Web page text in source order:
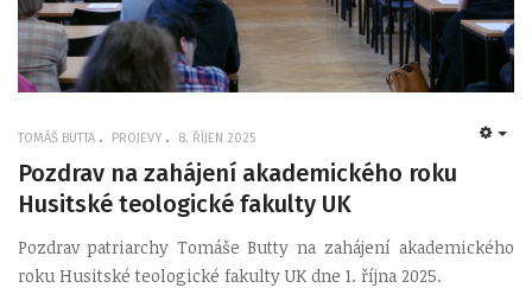
TOMÁŠ BUTTA PROJEVY 8. ŘÍJEN 2025
Pozdrav na zahájení akademického roku
Husitské teologické fakulty UK
Pozdrav patriarchy Tomáše Butty na zahájení akademického
roku Husitské teologické fakulty UK dne 1. října 2025.